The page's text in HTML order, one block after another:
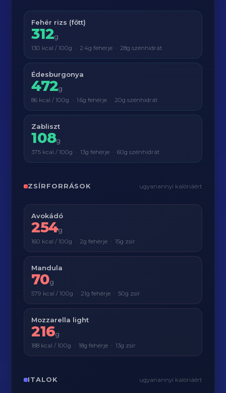
Fehér rizs (főtt)
312g
130 kcal / 100g · 2.4g fehérje · 28g szénhidrát
Édesburgonya
472g
86 kcal / 100g · 1.6g fehérje · 20g szénhidrát
Zabliszt
108g
375 kcal / 100g · 13g fehérje · 60g szénhidrát
ZSÍRFORRÁSOK ugyanannyi kalóriáért
Avokádó
254g
160 kcal / 100g · 2g fehérje · 15g zsír
Mandula
70g
579 kcal / 100g · 21g fehérje · 50g zsír
Mozzarella light
216g
188 kcal / 100g · 18g fehérje · 13g zsír
ITALOK ugyanannyi kalóriáért